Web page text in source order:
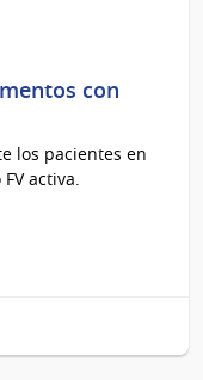
con
los pacientes en
activa.